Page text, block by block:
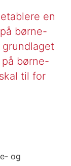
en
børne-
grundlaget
børne-
til for
og